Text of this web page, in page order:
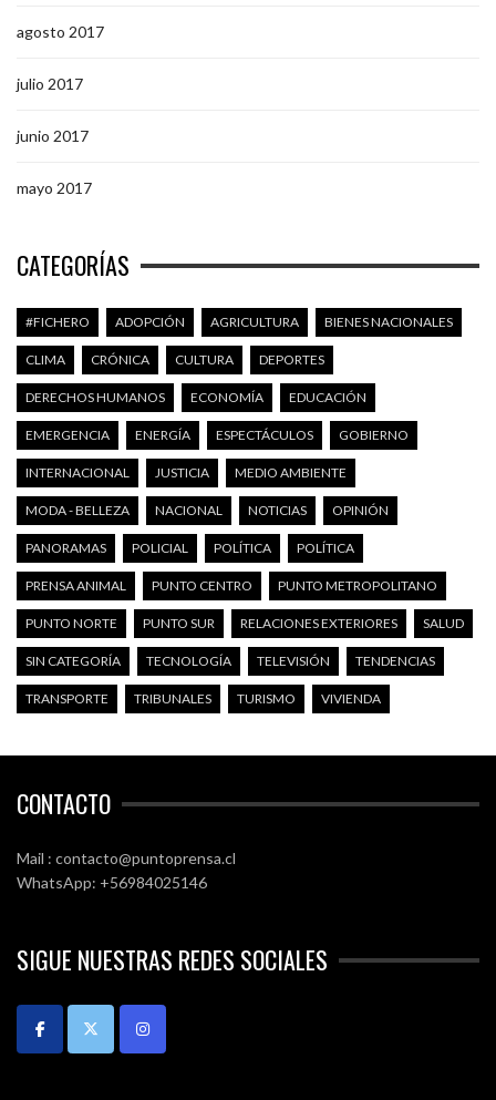
agosto 2017
julio 2017
junio 2017
mayo 2017
CATEGORÍAS
#FICHERO ADOPCIÓN AGRICULTURA BIENES NACIONALES
CLIMA CRÓNICA CULTURA DEPORTES
DERECHOS HUMANOS ECONOMÍA EDUCACIÓN
EMERGENCIA ENERGÍA ESPECTÁCULOS GOBIERNO
INTERNACIONAL JUSTICIA MEDIO AMBIENTE
MODA - BELLEZA NACIONAL NOTICIAS OPINIÓN
PANORAMAS POLICIAL POLÍTICA POLÍTICA
PRENSA ANIMAL PUNTO CENTRO PUNTO METROPOLITANO
PUNTO NORTE PUNTO SUR RELACIONES EXTERIORES SALUD
SIN CATEGORÍA TECNOLOGÍA TELEVISIÓN TENDENCIAS
TRANSPORTE TRIBUNALES TURISMO VIVIENDA
CONTACTO
Mail : contacto@puntoprensa.cl
WhatsApp: +56984025146
SIGUE NUESTRAS REDES SOCIALES